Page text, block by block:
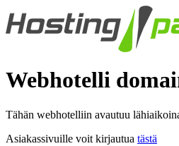
Webhotelli
Tähän webhotelliin avautuu
Asiakassivuille voit kirjautua tästä